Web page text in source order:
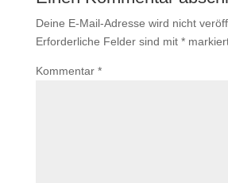
Deine E-Mail-Adresse wird nicht
Erforderliche Felder sind mit *
Kommentar *